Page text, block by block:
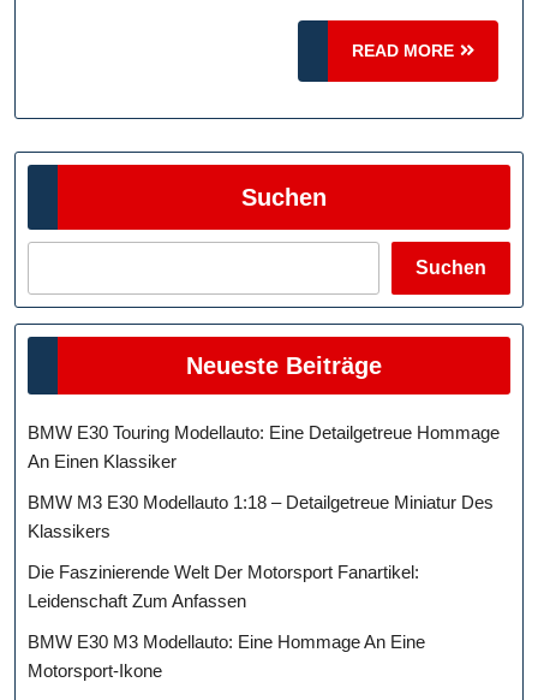
LeidenschaftREAD MORE
READ
MORE
Suchen
Suchen
Neueste Beiträge
BMW E30 Touring Modellauto: Eine Detailgetreue Hommage
An Einen Klassiker
BMW M3 E30 Modellauto 1:18 – Detailgetreue Miniatur Des
Klassikers
Die Faszinierende Welt Der Motorsport Fanartikel:
Leidenschaft Zum Anfassen
BMW E30 M3 Modellauto: Eine Hommage An Eine
Motorsport-Ikone